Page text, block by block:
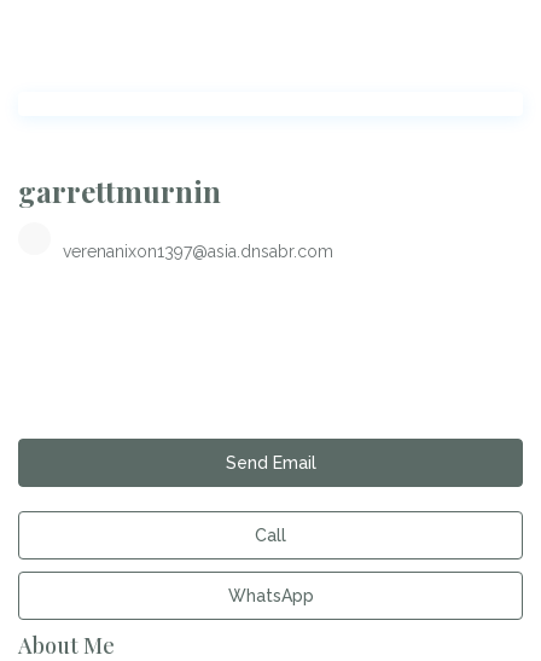
garrettmurnin
verenanixon1397@asia.dnsabr.com
Send Email
Call
WhatsApp
About Me